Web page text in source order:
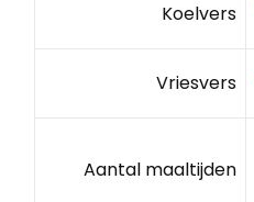
Koelvers
Vriesvers
Aantal maaltijden